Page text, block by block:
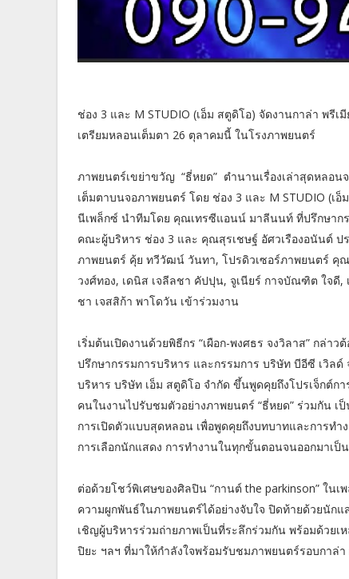
ช่อง 3 และ M STUDIO (เอ็ม สตูดิโอ) จัดงานกาล่า พรีเ
เตรียมหลอนเต็มตา 26 ตุลาคมนี้ ในโรงภาพยนตร์
ภาพยนตร์เขย่าขวัญ “ธี่หยด” ตำนานเรื่องเล่าสุดหลอน
เต็มตาบนจอภาพยนตร์ โดย ช่อง 3 และ M STUDIO (
นีเพล็กซ์ นำทีมโดย คุณเทรซีแอนน์ มาลีนนท์ ที่ปรึกษาก
คณะผู้บริหาร ช่อง 3 และ คุณสุรเชษฐ์ อัศวเรืองอนันต์ ป
ภาพยนตร์ คุ้ย ทวีวัฒน์ วันทา, โปรดิวเซอร์ภาพยนตร์
วงศ์ทอง, เดนิส เจลีลชา คัปปุน, จูเนียร์ กาจบัณฑิต ใจ
ชา เจสสิก้า พาโดวัน เข้าร่วมงาน
เริ่มต้นเปิดงานด้วยพิธีกร “เผือก-พงศธร จงวิลาส” กล่
ปรึกษากรรมการบริหาร และกรรมการ บริษัท บีอีซี เวิล
บริหาร บริษัท เอ็ม สตูดิโอ จำกัด ขึ้นพูดคุยถึงโปรเจ็กต์
คนในงานไปรับชมตัวอย่างภาพยนตร์ “ธี่หยด” ร่วมกัน
การเปิดตัวแบบสุดหลอน เพื่อพูดคุยถึงบทบาทและการท
การเลือกนักแสดง การทำงานในทุกขั้นตอนจนออกมาเ
ต่อด้วยโชว์พิเศษของศิลปิน “กานต์ the parkinson” ในเ
ความผูกพันธ์ในภาพยนตร์ได้อย่างจับใจ ปิดท้ายด้วยนัก
เชิญผู้บริหารร่วมถ่ายภาพเป็นที่ระลึกร่วมกัน พร้อมด้วย
ปิยะ ฯลฯ ที่มาให้กำลังใจพร้อมรับชมภาพยนตร์รอบกาล่า